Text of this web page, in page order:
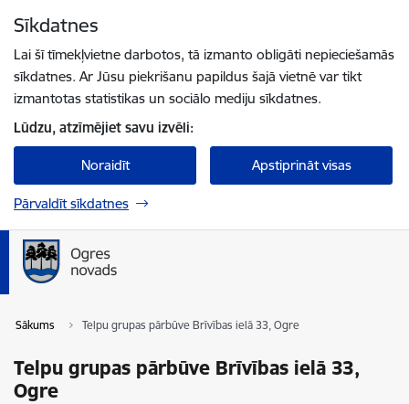
Sīkdatnes
Lai šī tīmekļvietne darbotos, tā izmanto obligāti nepieciešamās
sīkdatnes. Ar Jūsu piekrišanu papildus šajā vietnē var tikt
izmantotas statistikas un sociālo mediju sīkdatnes.
Lūdzu, atzīmējiet savu izvēli:
Noraidīt Apstiprināt visas
Pārvaldīt sīkdatnes
Sākums Telpu grupas pārbūve Brīvības ielā 33, Ogre
Telpu grupas pārbūve Brīvības ielā 33,
Ogre